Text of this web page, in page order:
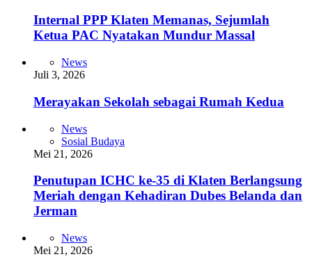
Internal PPP Klaten Memanas, Sejumlah
Ketua PAC Nyatakan Mundur Massal
News
Juli 3, 2026
Merayakan Sekolah sebagai Rumah Kedua
News
Sosial Budaya
Mei 21, 2026
Penutupan ICHC ke-35 di Klaten Berlangsung
Meriah dengan Kehadiran Dubes Belanda dan
Jerman
News
Mei 21, 2026